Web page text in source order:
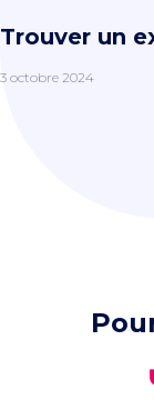
Trouver un
3 octobre 2024